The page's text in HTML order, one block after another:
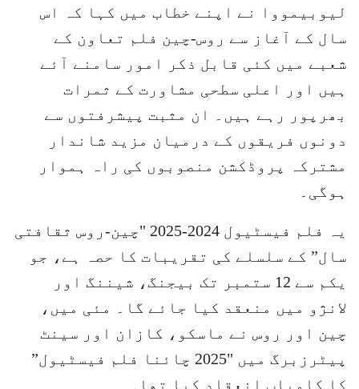
لیوبیمووا نے اپنے خطاب میں کہا کہ اس
سال کے آغاز سے روس-چین فلم تعاون کے
شعبے میں کئی قابل ذکر امور سامنے آئے
ہیں اور اعلی سطحی مشاورت کے ثمرات
بھرپور رہے ہیں۔ ان مثبت پیشرفتوں سے
دونوں فریقوں کے درمیان مزید شاندار
مشترکہ پروڈکشن منصوبوں کی راہ ہموار
ہوگی۔
یہ فلم فیسٹیول 2024-2025 "چین-روس ثقافتی
سال” کے سلسلے کی تقریبات کا حصہ ہے، جو
یکم سے 12 ستمبر تک بیجنگ، شیننگ اور
لانژو میں منعقد کیا جائے گا۔ مئی میں،
چین اور روس نے ماسکو، کازان اور سینٹ
پیٹرزبرگ میں "2025 چائنا فلم فیسٹیول”
کا کامیاب انعقاد کیا تھا۔